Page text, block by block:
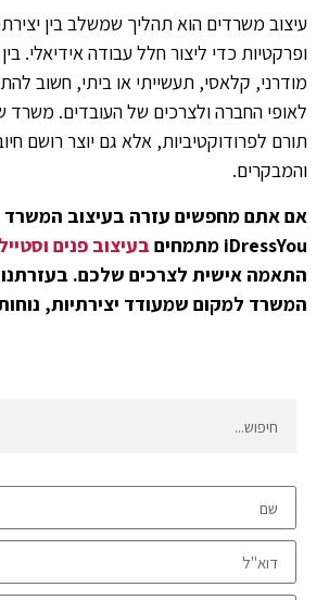
עיצוב משרדים הוא תהליך שמשלב בין
ופרקטיות כדי ליצור חלל עבודה אידיאלי.
מודרני, קלאסי, תעשייתי או ביתי, חשוב
לאופי החברה ולצרכים של העובדים. משרד
תורם לפרודוקטיביות, אלא גם יוצר רושם
והמבקרים.
אם אתם מחפשים עזרה בעיצוב המשרד
iDressYou מתמחים
בעיצוב פנים
התאמה אישית לצרכים שלכם.
המשרד למקום שמעודד יצירתיות, נוחות